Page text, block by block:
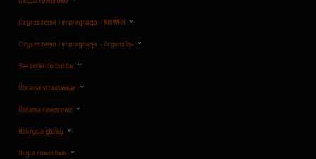
Czyszczenie i impregnacja - NIKWAX
Czyszczenie i impregnacja - OrganoTex
Saszetki do butów
Ubrania streetwear
Ubrania rowerowe
Nakrycia głowy
Gogle rowerowe